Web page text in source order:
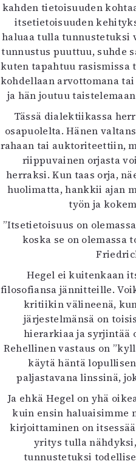
kahden tietoisuuden
itsetietoisuuden
haluaa tulla tunnustetuksi
tunnustus puuttuu, suhde
kuten tapahtuu rasismissa
kohdellaan arvottomana
ja hän joutuu
Tässä dialektiikassa
osapuolelta. Hänen
rahaan tai auktoriteettiin,
riippuvainen orjasta
herraksi. Kun taas orja,
huolimatta, hankkii ajan
työn ja
”Itsetietoisuus on
koska se on olemassa
Hegel ei kuitenkaan
filosofiansa jännitteille.
kritiikin välineenä,
järjestelmänsä on
hierarkiaa ja syrjintää
Rehellinen vastaus on
käytä häntä
paljastavana linssinä,
Ja ehkä Hegel on yhä
kuin ensin haluaisimme
kirjoittaminen on
yritys tulla
tunnustetuksi